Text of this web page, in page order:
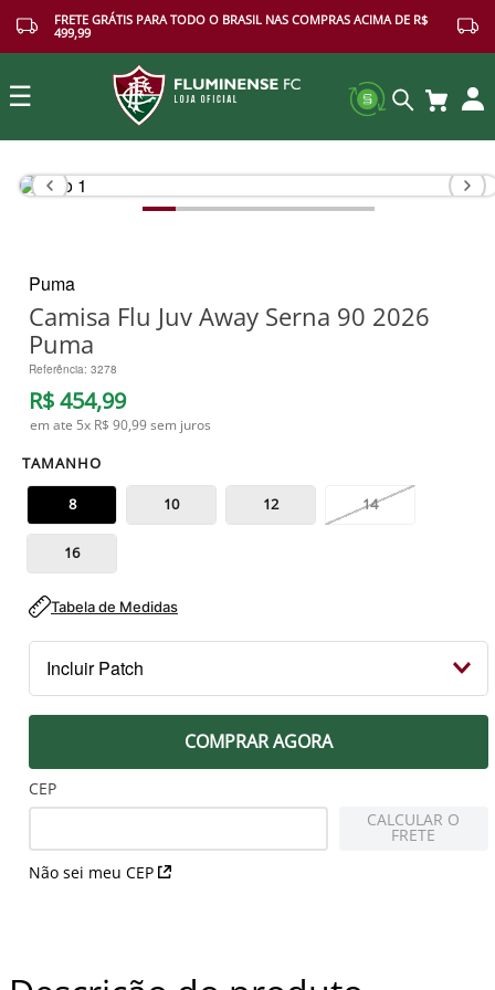
FRETE GRÁTIS PARA TODO O BRASIL NAS COMPRAS ACIMA DE R$
499,99
☰
Buscar
Puma
Camisa Flu Juv Away Serna 90 2026
Puma
Referência: 3278
R$454,99
em ate 5x R$ 90,99sem juros
TAMANHO
8 10 12 14
16
Tabela de Medidas
Incluir Patch
Patch Campeão 2023 Libertadores
MANGA DIREITA
COMPRAR AGORA
CEP
Não sei meu CEP
CALCULAR O
FRETE